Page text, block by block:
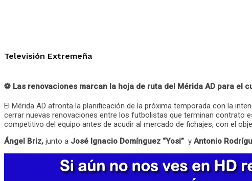
Televisión Extremeña
⚽ Las renovaciones marcan la hoja de ruta del Mérida AD para el
El Mérida AD afronta la planificación de la próxima temporada con la
cerrar nuevas renovaciones entre los futbolistas que terminan contrato
competitivo del equipo antes de acudir al mercado de fichajes, con el
Ángel Briz, junto a José Ignacio Domínguez “Yosi” y Antonio